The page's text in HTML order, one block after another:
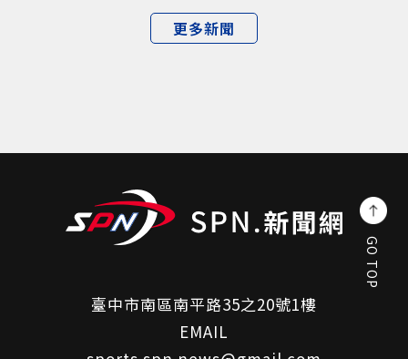
更多新聞
臺中市南區南平路35之20號1樓
EMAIL
GO TOP